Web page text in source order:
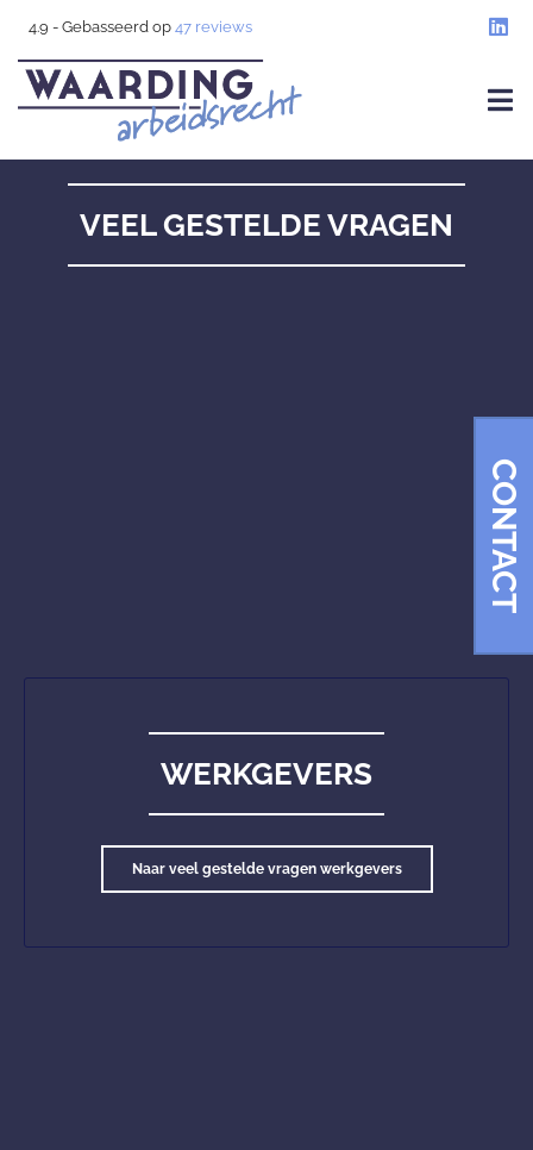
CONTACT
4.9 - Gebasseerd op 47 reviews
VEEL GESTELDE VRAGEN
WERKGEVERS
Naar veel gestelde vragen werkgevers